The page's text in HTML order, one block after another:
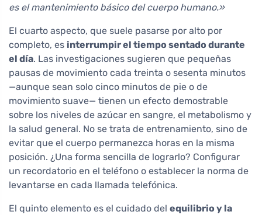
es el mantenimiento básico del cuerpo humano.»
El cuarto aspecto, que suele pasarse por alto por
completo, es interrumpir el tiempo sentado durante
el día. Las investigaciones sugieren que pequeñas
pausas de movimiento cada treinta o sesenta minutos
—aunque sean solo cinco minutos de pie o de
movimiento suave— tienen un efecto demostrable
sobre los niveles de azúcar en sangre, el metabolismo y
la salud general. No se trata de entrenamiento, sino de
evitar que el cuerpo permanezca horas en la misma
posición. ¿Una forma sencilla de lograrlo? Configurar
un recordatorio en el teléfono o establecer la norma de
levantarse en cada llamada telefónica.
El quinto elemento es el cuidado del equilibrio y la